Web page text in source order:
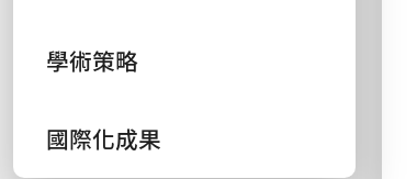
學術策略
國際化成果